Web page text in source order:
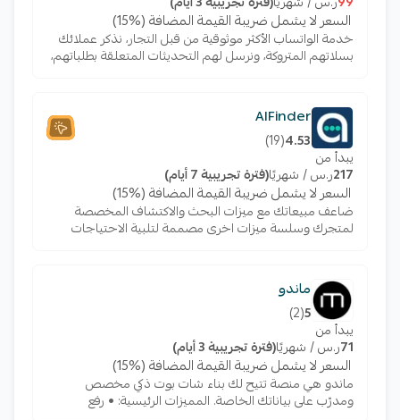
السعر لا يشمل ضريبة القيمة المضافة (%15)
خدمة الواتساب الأكثر موثوقية من قبل التجار، نذكر عملائك
بسلاتهم المتروكة، ونرسل لهم التحديثات المتعلقة بطلباتهم،
AlFinder
4.53
(
19
)
يبدأ من
217ر.س / شهريًا(فترة تجريبية 7 أيام)
السعر لا يشمل ضريبة القيمة المضافة (%15)
ضاعف مبيعاتك مع ميزات البحث والاكتشاف المخصصة
لمتجرك وسلسة ميزات اخرى مصممة لتلبية الاحتياجات
ماندو
5
(
2
)
يبدأ من
71ر.س / شهريًا(فترة تجريبية 3 أيام)
السعر لا يشمل ضريبة القيمة المضافة (%15)
ماندو هي منصة تتيح لك بناء شات بوت ذكي مخصص
ومدرّب على بياناتك الخاصة. المميزات الرئيسية: • رفع